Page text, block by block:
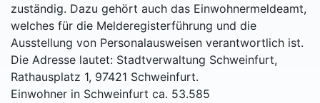
zuständig. Dazu gehört auch das Einwohnermeldeamt,
welches für die Melderegisterführung und die
Ausstellung von Personalausweisen verantwortlich ist.
Die Adresse lautet: Stadtverwaltung Schweinfurt,
Rathausplatz 1, 97421 Schweinfurt.
Einwohner in Schweinfurt ca. 53.585